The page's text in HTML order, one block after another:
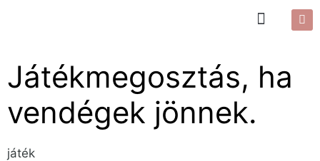
Játékmegosztás, ha
vendégek jönnek.
játék